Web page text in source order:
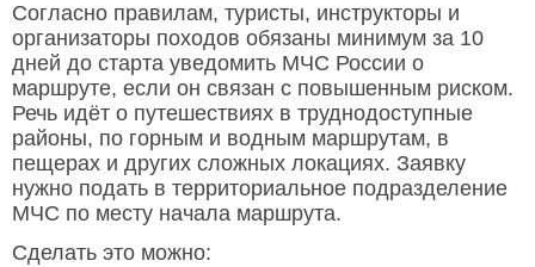
Согласно правилам, туристы, инструкторы и
организаторы походов обязаны минимум за 10
дней до старта уведомить МЧС России о
маршруте, если он связан с повышенным риском.
Речь идёт о путешествиях в труднодоступные
районы, по горным и водным маршрутам, в
пещерах и других сложных локациях. Заявку
нужно подать в территориальное подразделение
МЧС по месту начала маршрута.
Сделать это можно: